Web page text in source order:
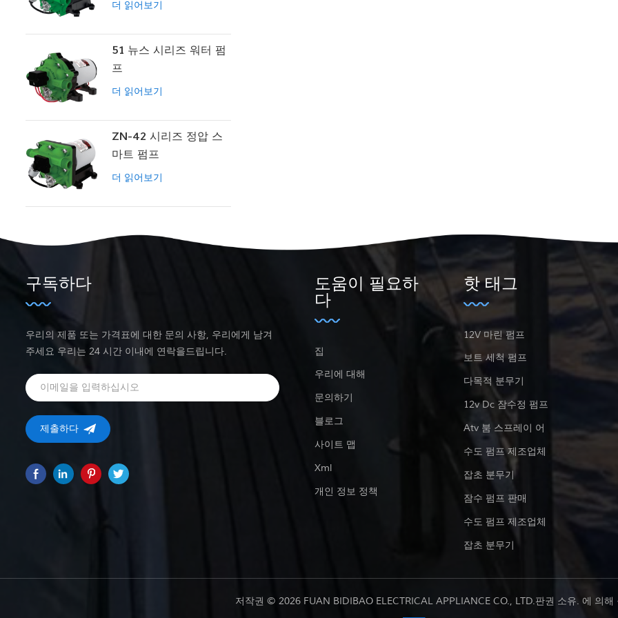
더 읽어보기
51 뉴스 시리즈 워터 펌
프
더 읽어보기
ZN-42 시리즈 정압 스
마트 펌프
더 읽어보기
구독하다
우리의 제품 또는 가격표에 대한 문의 사항, 우리에게 남겨
주세요 우리는 24 시간 이내에 연락을드립니다.
도움이 필요하
다
집
우리에 대해
문의하기
블로그
사이트 맵
Xml
개인 정보 정책
핫 태그
12V 마린 펌프
보트 세척 펌프
다목적 분무기
12v Dc 잠수정 펌프
Atv 붐 스프레이 어
수도 펌프 제조업체
잡초 분무기
잠수 펌프 판매
수도 펌프 제조업체
잡초 분무기
저작권 © 2026 FUAN BIDIBAO ELECTRICAL APPLIANCE CO., LTD.판권 소유. 에 의